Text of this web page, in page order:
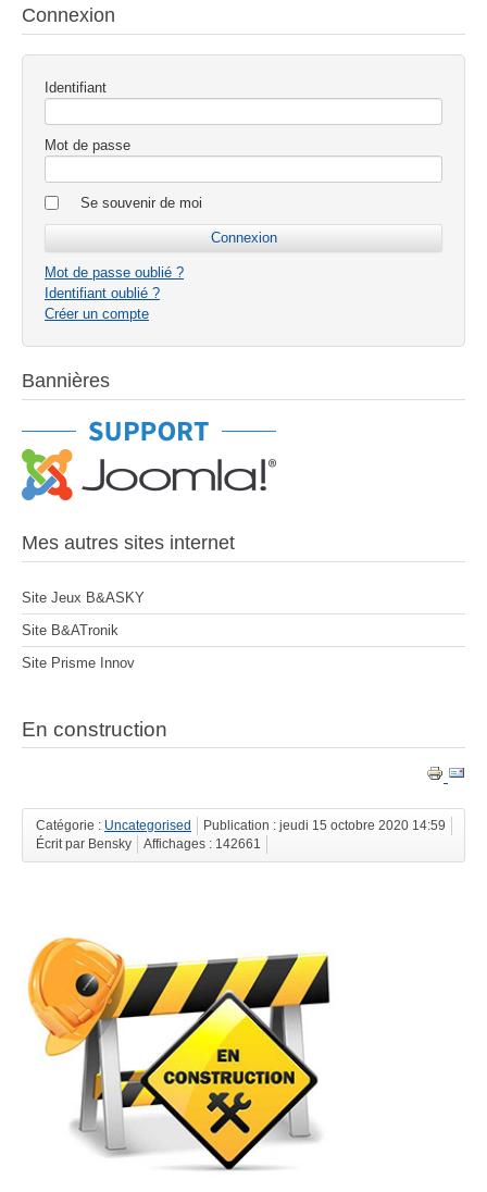
Connexion
Identifiant
Mot de passe
Se souvenir de moi
Mot de passe oublié ?
Identifiant oublié ?
Créer un compte
Bannières
Mes autres sites internet
Site Jeux B&ASKY
Site B&ATronik
Site Prisme Innov
En construction
Catégorie : Uncategorised
Publication : jeudi 15 octobre 2020 14:59
Écrit par Bensky
Affichages : 142661